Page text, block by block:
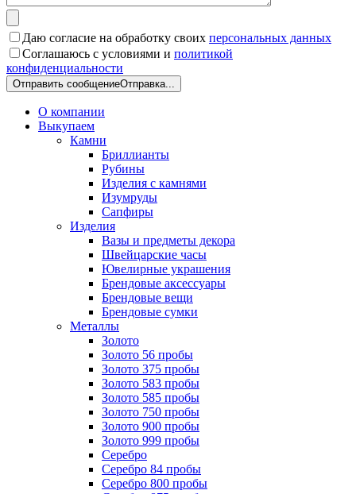
Даю согласие на обработку своих персональных данных
Соглашаюсь с условиями и политикой
конфиденциальности
Отправить сообщениеОтправка...
О компании
Выкупаем
Камни
Бриллианты
Рубины
Изделия с камнями
Изумруды
Сапфиры
Изделия
Вазы и предметы декора
Швейцарские часы
Ювелирные украшения
Брендовые аксессуары
Брендовые вещи
Брендовые сумки
Металлы
Золото
Золото 56 пробы
Золото 375 пробы
Золото 583 пробы
Золото 585 пробы
Золото 750 пробы
Золото 900 пробы
Золото 999 пробы
Серебро
Серебро 84 пробы
Серебро 800 пробы